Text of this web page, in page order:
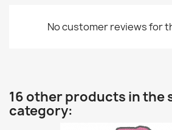
No customer reviews for
16 other products in the
category: